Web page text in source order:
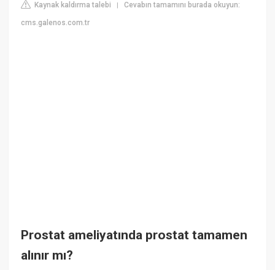
Kaynak kaldırma talebi |Cevabın tamamını burada okuyun:
cms.galenos.com.tr
Prostat ameliyatında prostat tamamen
alınır mı?